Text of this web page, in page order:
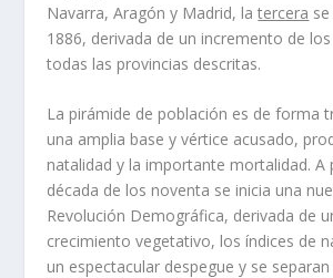
Navarra, Aragón y Madrid, latercera
1886, derivada de un incremento de
todas las provincias descritas.
La pirámide de población es de forma
una amplia base y vértice acusado,
natalidad y la importante mortalidad. A
década de los noventa se inicia una
Revolución Demográfica, derivada de
crecimiento vegetativo, los í­ndices de
un espectacular despegue y se